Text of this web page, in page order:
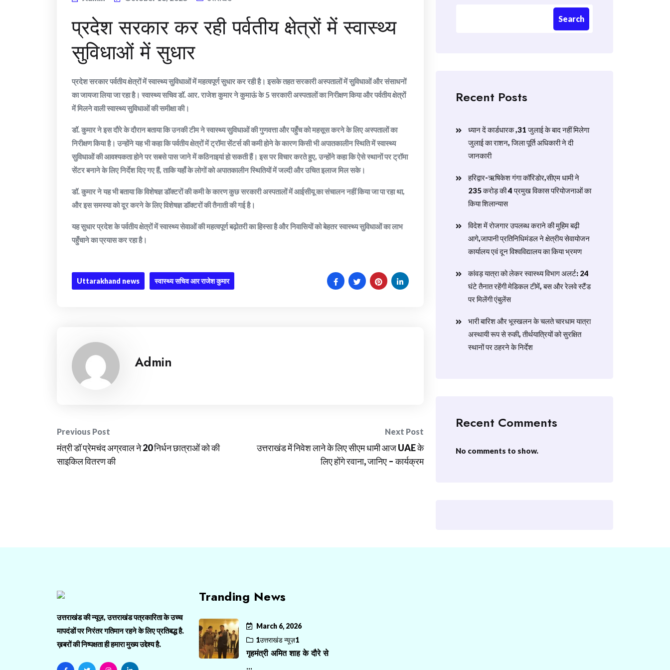
प्रदेश सरकार कर रही पर्वतीय क्षेत्रों में स्वास्थ्य
सुविधाओं में सुधार
प्रदेश सरकार पर्वतीय क्षेत्रों में स्वास्थ्य सुविधाओं में महत्वपूर्ण सुधार कर रही है। इसके तहत सरकारी अस्पतालों में सुविधाओं और संसाधनों
का जायजा लिया जा रहा है। स्वास्थ्य सचिव डॉ. आर. राजेश कुमार ने कुमाऊं के 5 सरकारी अस्पतालों का निरीक्षण किया और पर्वतीय क्षेत्रों
में मिलने वाली स्वास्थ्य सुविधाओं की समीक्षा की।
डॉ. कुमार ने इस दौरे के दौरान बताया कि उनकी टीम ने स्वास्थ्य सुविधाओं की गुणवत्ता और पहुँच को महसूस करने के लिए अस्पतालों का
निरीक्षण किया है। उन्होंने यह भी कहा कि पर्वतीय क्षेत्रों में ट्रॉमा सेंटर्स की कमी होने के कारण किसी भी अपातकालीन स्थिति में स्वास्थ्य
सुविधाओं की आवश्यकता होने पर सबसे पास जाने में कठिनाइयां हो सकती हैं। इस पर विचार करते हुए, उन्होंने कहा कि ऐसे स्थानों पर ट्रॉमा
सेंटर बनाने के लिए निर्देश दिए गए हैं, ताकि यहाँ के लोगों को अपातकालीन स्थितियों में जल्दी और उचित इलाज मिल सके।
डॉ. कुमार ने यह भी बताया कि विशेषज्ञ डॉक्टरों की कमी के कारण कुछ सरकारी अस्पतालों में आईसीयू का संचालन नहीं किया जा पा रहा था,
और इस समस्या को दूर करने के लिए विशेषज्ञ डॉक्टरों की तैनाती की गई है।
यह सुधार प्रदेश के पर्वतीय क्षेत्रों में स्वास्थ्य सेवाओं की महत्वपूर्ण बढ़ोतरी का हिस्सा है और निवासियों को बेहतर स्वास्थ्य सुविधाओं का लाभ
पहुँचाने का प्रयास कर रहा है।
Uttarakhand news स्वास्थ्य सचिव आर राजेश कुमार
Admin
Post
navigation
Previous Post
मंत्री डॉ प्रेमचंद अग्रवाल ने 20 निर्धन छात्राओं को की
साइकिल वितरण की
Next Post
उत्तराखंड में निवेश लाने के लिए सीएम धामी आज UAE के
लिए होंगे रवाना, जानिए – कार्यक्रम
Search
Recent Posts
ध्यान दें कार्डधारक ,31 जुलाई के बाद नहीं मिलेगा
जुलाई का राशन, जिला पूर्ति अधिकारी ने दी
जानकारी
हरिद्वार-ऋषिकेश गंगा कॉरिडोर,सीएम धामी ने
235 करोड़ की 4 प्रमुख विकास परियोजनाओं का
किया शिलान्यास
विदेश में रोजगार उपलब्ध कराने की मुहिम बढ़ी
आगे,जापानी प्रतिनिधिमंडल ने क्षेत्रीय सेवायोजन
कार्यालय एवं दून विश्वविद्यालय का किया भ्रमण
​कांवड़ यात्रा को लेकर स्वास्थ्य विभाग अलर्ट: 24
घंटे तैनात रहेंगी मेडिकल टीमें, बस और रेलवे स्टैंड
पर मिलेंगी एंबुलेंस
​भारी बारिश और भूस्खलन के चलते चारधाम यात्रा
अस्थायी रूप से रुकी, तीर्थयात्रियों को सुरक्षित
स्थानों पर ठहरने के निर्देश
Recent Comments
No comments to show.
उत्तराखंड की न्यूज़, उत्तराखंड पत्रकारिता के उच्च
मापदंडों पर निरंतर गतिमान रहने के लिए प्रतिबद्ध है.
ख़बरों की निष्पक्षता ही हमारा मुख्य उद्देश्य है.
Tranding News
March 6, 2026
1उत्तराखंड न्यूज़1
गृहमंत्री अमित शाह के दौरे से
...